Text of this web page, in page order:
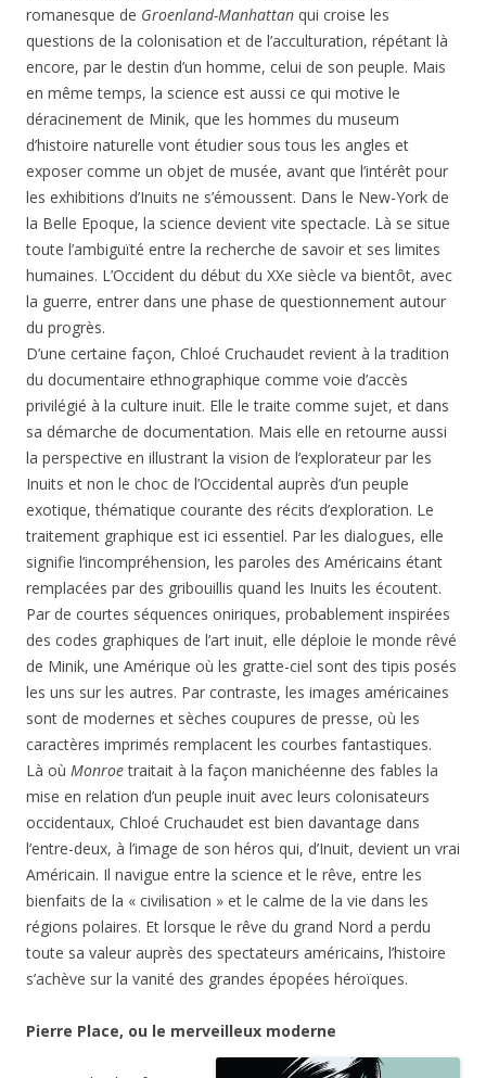
romanesque de Groenland-Manhattan qui croise les
questions de la colonisation et de l’acculturation, répétant là
encore, par le destin d’un homme, celui de son peuple. Mais
en même temps, la science est aussi ce qui motive le
déracinement de Minik, que les hommes du museum
d’histoire naturelle vont étudier sous tous les angles et
exposer comme un objet de musée, avant que l’intérêt pour
les exhibitions d’Inuits ne s’émoussent. Dans le New-York de
la Belle Epoque, la science devient vite spectacle. Là se situe
toute l’ambiguïté entre la recherche de savoir et ses limites
humaines. L’Occident du début du XXe siècle va bientôt, avec
la guerre, entrer dans une phase de questionnement autour
du progrès.
D’une certaine façon, Chloé Cruchaudet revient à la tradition
du documentaire ethnographique comme voie d’accès
privilégié à la culture inuit. Elle le traite comme sujet, et dans
sa démarche de documentation. Mais elle en retourne aussi
la perspective en illustrant la vision de l’explorateur par les
Inuits et non le choc de l’Occidental auprès d’un peuple
exotique, thématique courante des récits d’exploration. Le
traitement graphique est ici essentiel. Par les dialogues, elle
signifie l’incompréhension, les paroles des Américains étant
remplacées par des gribouillis quand les Inuits les écoutent.
Par de courtes séquences oniriques, probablement inspirées
des codes graphiques de l’art inuit, elle déploie le monde rêvé
de Minik, une Amérique où les gratte-ciel sont des tipis posés
les uns sur les autres. Par contraste, les images américaines
sont de modernes et sèches coupures de presse, où les
caractères imprimés remplacent les courbes fantastiques.
Là où Monroetraitait à la façon manichéenne des fables la
mise en relation d’un peuple inuit avec leurs colonisateurs
occidentaux, Chloé Cruchaudet est bien davantage dans
l’entre-deux, à l’image de son héros qui, d’Inuit, devient un vrai
Américain. Il navigue entre la science et le rêve, entre les
bienfaits de la « civilisation » et le calme de la vie dans les
régions polaires. Et lorsque le rêve du grand Nord a perdu
toute sa valeur auprès des spectateurs américains, l’histoire
s’achève sur la vanité des grandes épopées héroïques.
Pierre Place, ou le merveilleux moderne